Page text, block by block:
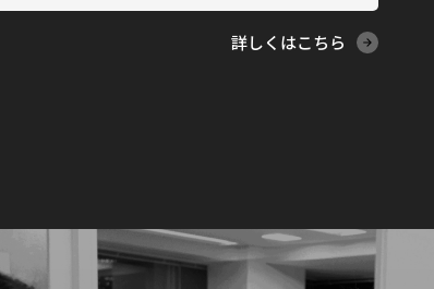
詳しくはこちら